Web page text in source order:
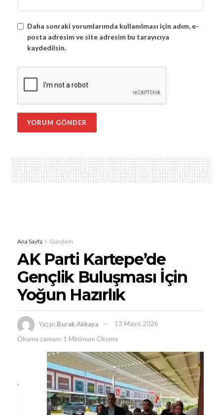
Daha sonraki yorumlarımda kullanılması için adım, e-
posta adresim ve site adresim bu tarayıcıya
kaydedilsin.
Ana Sayfa Gündem
AK Parti Kartepe’de
Gençlik Buluşması İçin
Yoğun Hazırlık
Yazan Burak Akkaya
13 Mayıs 2026
Okuma zamanı: 1 Minimum Okuma